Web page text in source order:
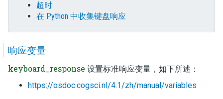
超时
在 Python 中收集键盘响应
响应变量
keyboard_response 设置标准响应变量，如下所述：
https://osdoc.cogsci.nl/4.1/zh/manual/variables